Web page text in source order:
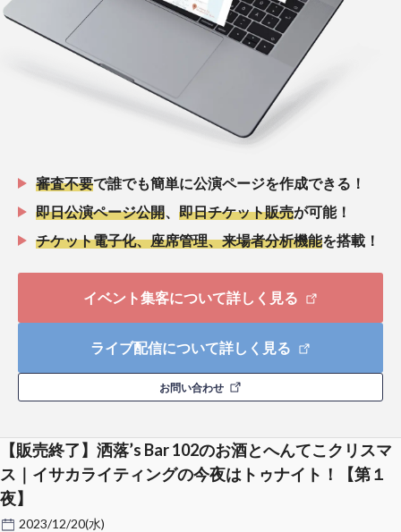
審査不要で誰でも簡単に公演ページを作成できる！
即日公演ページ公開
即日チケット販売が可能！
チケット電子化、座席管理、来場者分析機能を搭載！
イベント集客について詳しく見る
ライブ配信について詳しく見る
お問い合わせ
【販売終了】洒落’s Bar 102のお酒とへんてこクリスマ
ス｜イサカライティングの今夜はトゥナイト！【第１
夜】
2023/12/20(水)